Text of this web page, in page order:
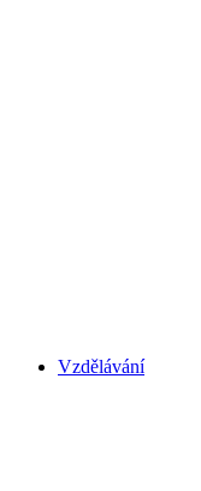
Vzdělávání